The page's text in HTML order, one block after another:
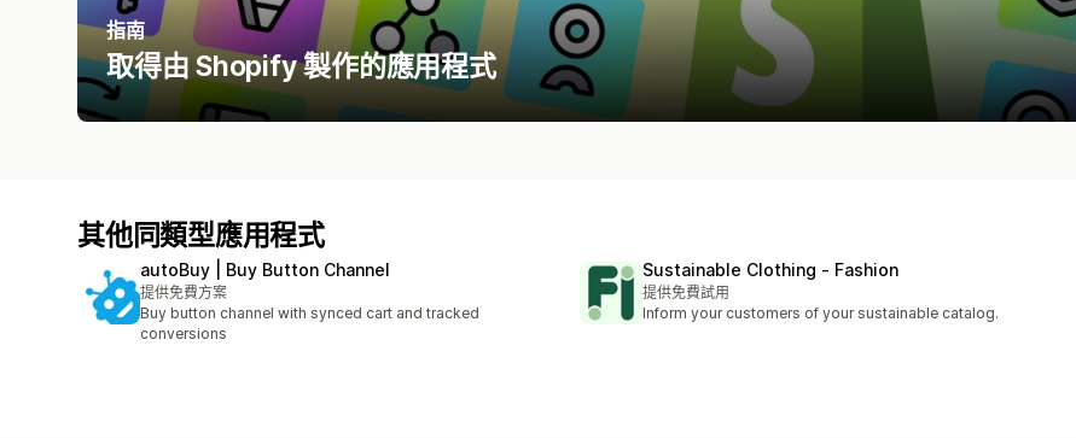
指南
取得由 Shopify 製作的應用程式
其他同類型應用程式
autoBuy | Buy Button Channel
提供免費方案
Buy button channel with synced cart and tracked
conversions
Sustainable Clothing ‑ Fashion
提供免費試用
Inform your customers of your sustainable catalog.